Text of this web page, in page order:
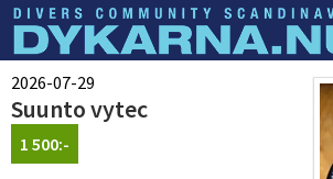
Dyknyheter
2026-07-29
Suunto vytec
1 500:-